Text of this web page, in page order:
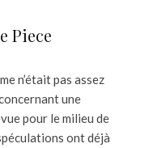
Piece
n’était pas assez
une
pour le milieu de
ont déjà